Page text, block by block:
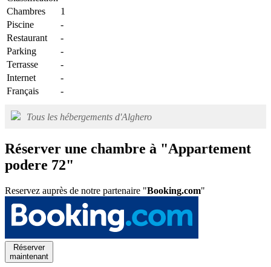
Chambres
1
Piscine
-
Restaurant
-
Parking
-
Terrasse
-
Internet
-
Français
-
Tous les hébergements d'Alghero
Réserver une chambre à "Appartement
podere 72"
Reservez auprès de notre partenaire "Booking.com"
Réserver
maintenant